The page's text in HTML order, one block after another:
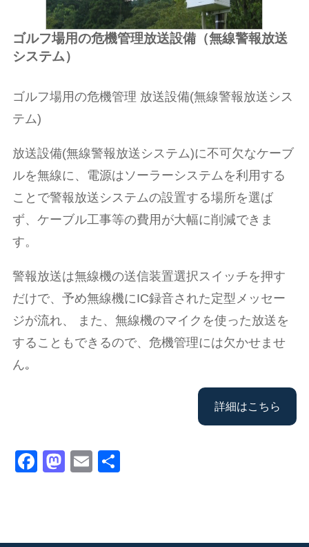
ゴルフ場用の危機管理放送設備（無線警報放送
システム）
ゴルフ場用の危機管理 放送設備(無線警報放送シス
テム)
放送設備(無線警報放送システム)に不可欠なケーブ
ルを無線に、電源はソーラーシステムを利用する
ことで警報放送システムの設置する場所を選ば
ず、ケーブル工事等の費用が大幅に削減できま
す。
警報放送は無線機の送信装置選択スイッチを押す
だけで、予め無線機にIC録音された定型メッセー
ジが流れ、 また、無線機のマイクを使った放送を
することもできるので、危機管理には欠かせませ
ん｡
詳細はこちら
F
M
E